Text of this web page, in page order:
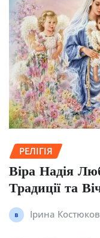
РЕЛІГІЯ
Віра Надія
Традиції та
Ірина